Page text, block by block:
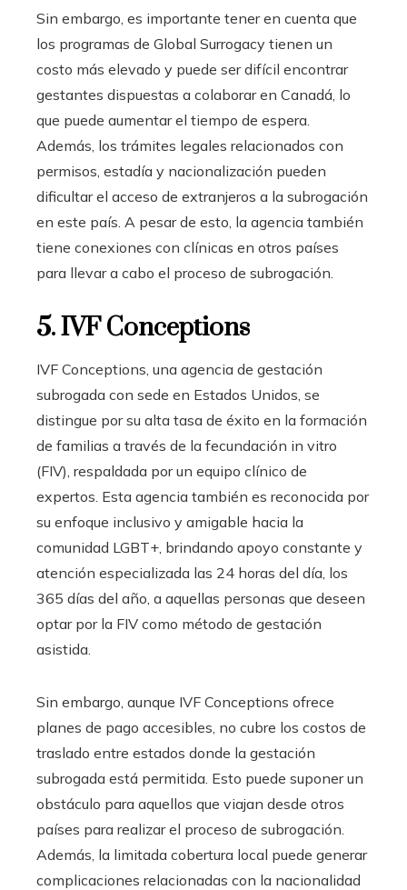
Sin embargo, es importante tener en cuenta que
los programas de Global Surrogacy tienen un
costo más elevado y puede ser difícil encontrar
gestantes dispuestas a colaborar en Canadá, lo
que puede aumentar el tiempo de espera.
Además, los trámites legales relacionados con
permisos, estadía y nacionalización pueden
dificultar el acceso de extranjeros a la subrogación
en este país. A pesar de esto, la agencia también
tiene conexiones con clínicas en otros países
para llevar a cabo el proceso de subrogación.
5. IVF Conceptions
IVF Conceptions, una agencia de gestación
subrogada con sede en Estados Unidos, se
distingue por su alta tasa de éxito en la formación
de familias a través de la fecundación in vitro
(FIV), respaldada por un equipo clínico de
expertos. Esta agencia también es reconocida por
su enfoque inclusivo y amigable hacia la
comunidad LGBT+, brindando apoyo constante y
atención especializada las 24 horas del día, los
365 días del año, a aquellas personas que deseen
optar por la FIV como método de gestación
asistida.
Sin embargo, aunque IVF Conceptions ofrece
planes de pago accesibles, no cubre los costos de
traslado entre estados donde la gestación
subrogada está permitida. Esto puede suponer un
obstáculo para aquellos que viajan desde otros
países para realizar el proceso de subrogación.
Además, la limitada cobertura local puede generar
complicaciones relacionadas con la nacionalidad